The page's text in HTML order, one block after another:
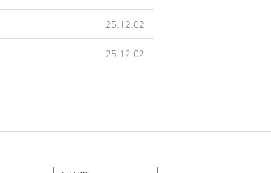
25.12.02
25.12.02